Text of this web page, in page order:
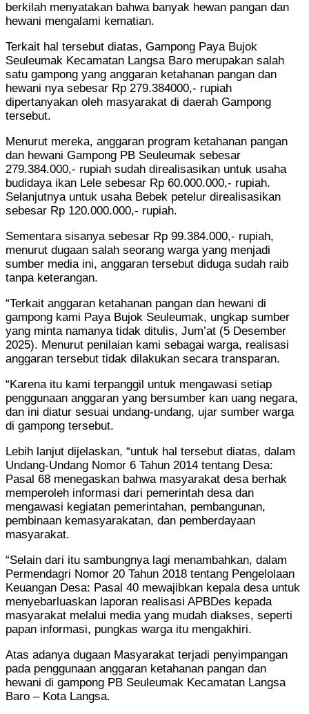
berkilah menyatakan bahwa banyak hewan pangan dan
hewani mengalami kematian.
Terkait hal tersebut diatas, Gampong Paya Bujok
Seuleumak Kecamatan Langsa Baro merupakan salah
satu gampong yang anggaran ketahanan pangan dan
hewani nya sebesar Rp 279.384000,- rupiah
dipertanyakan oleh masyarakat di daerah Gampong
tersebut.
Menurut mereka, anggaran program ketahanan pangan
dan hewani Gampong PB Seuleumak sebesar
279.384.000,- rupiah sudah direalisasikan untuk usaha
budidaya ikan Lele sebesar Rp 60.000.000,- rupiah.
Selanjutnya untuk usaha Bebek petelur direalisasikan
sebesar Rp 120.000.000,- rupiah.
Sementara sisanya sebesar Rp 99.384.000,- rupiah,
menurut dugaan salah seorang warga yang menjadi
sumber media ini, anggaran tersebut diduga sudah raib
tanpa keterangan.
“Terkait anggaran ketahanan pangan dan hewani di
gampong kami Paya Bujok Seuleumak, ungkap sumber
yang minta namanya tidak ditulis, Jum’at (5 Desember
2025). Menurut penilaian kami sebagai warga, realisasi
anggaran tersebut tidak dilakukan secara transparan.
“Karena itu kami terpanggil untuk mengawasi setiap
penggunaan anggaran yang bersumber kan uang negara,
dan ini diatur sesuai undang-undang, ujar sumber warga
di gampong tersebut.
Lebih lanjut dijelaskan, “untuk hal tersebut diatas, dalam
Undang-Undang Nomor 6 Tahun 2014 tentang Desa:
Pasal 68 menegaskan bahwa masyarakat desa berhak
memperoleh informasi dari pemerintah desa dan
mengawasi kegiatan pemerintahan, pembangunan,
pembinaan kemasyarakatan, dan pemberdayaan
masyarakat.
“Selain dari itu sambungnya lagi menambahkan, dalam
Permendagri Nomor 20 Tahun 2018 tentang Pengelolaan
Keuangan Desa: Pasal 40 mewajibkan kepala desa untuk
menyebarluaskan laporan realisasi APBDes kepada
masyarakat melalui media yang mudah diakses, seperti
papan informasi, pungkas warga itu mengakhiri.
Atas adanya dugaan Masyarakat terjadi penyimpangan
pada penggunaan anggaran ketahanan pangan dan
hewani di gampong PB Seuleumak Kecamatan Langsa
Baro – Kota Langsa.